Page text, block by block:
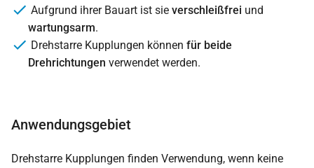
Aufgrund ihrer Bauart ist sie verschleißfrei und
wartungsarm.
Drehstarre Kupplungen können für beide
Drehrichtungen verwendet werden.
Anwendungsgebiet
Drehstarre Kupplungen finden Verwendung, wenn keine